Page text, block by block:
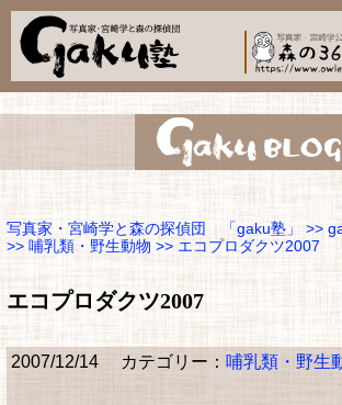
写真家・宮崎学と森の探偵団 「gaku塾」 >>
>> 哺乳類・野生動物 >> エコプロダクツ2007
エコプロダクツ2007
2007/12/14 カテゴリー： 哺乳類・野生